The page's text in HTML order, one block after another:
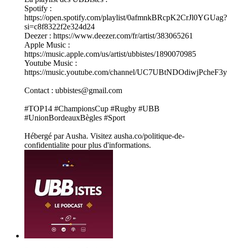
Spotify :
https://open.spotify.com/playlist/0afmnkBRcpK2CrJl0YGUag?
si=c8f8322f2e324d24
Deezer : https://www.deezer.com/fr/artist/383065261
Apple Music :
https://music.apple.com/us/artist/ubbistes/1890070985
Youtube Music :
https://music.youtube.com/channel/
Contact : ubbistes@gmail.com
#TOP14 #ChampionsCup #Rugby #UBB
#UnionBordeauxBègles #Sport
Hébergé par Ausha. Visitez ausha.co/politique-de-
confidentialite pour plus d'informations.